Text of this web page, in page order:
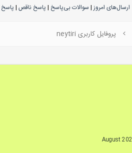
ارسال‌های امروز| سوالات بی‌پاسخ | پاسخ ناقص |پاسخ
پروفایل کاربری neytiri